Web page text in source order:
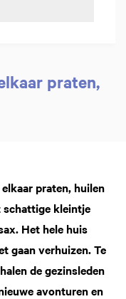
praten,
praten, huilen
schattige kleintje
Het hele huis
gaan verhuizen. Te
de gezinsleden
avonturen en